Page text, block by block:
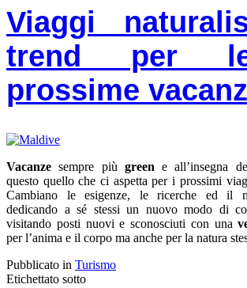
Viaggi
trend per
prossime
Vacanze sempre più green e all’insegna
questo quello che ci aspetta per i prossimi
Cambiano le esigenze, le ricerche ed il
dedicando a sé stessi un nuovo modo di
visitando posti nuovi e sconosciuti con una
per l’anima e il corpo ma anche per la natura
Pubblicato in Turismo
Etichettato sotto